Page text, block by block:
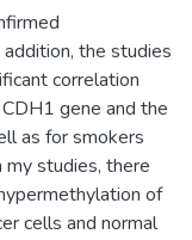
the studies
correlation
gene and the
as for smokers
my studies, there
of
cells and normal